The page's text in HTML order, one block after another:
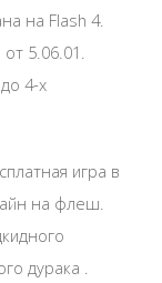
на Flash 4.
5.06.01.
4-х
игра в
на флеш.
дурака .